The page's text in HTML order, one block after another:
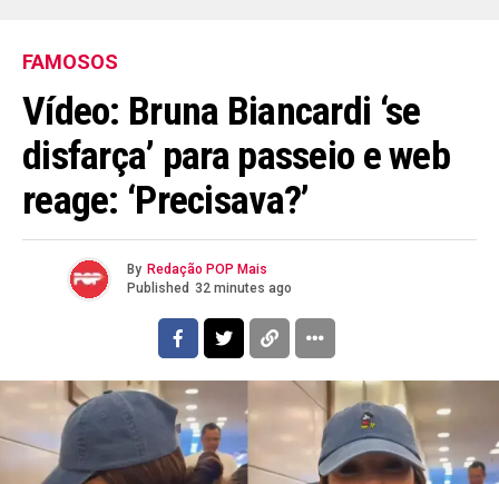
FAMOSOS
Vídeo: Bruna Biancardi ‘se
disfarça’ para passeio e web
reage: ‘Precisava?’
By Redação POP Mais
Published 32 minutes ago